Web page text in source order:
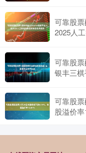
可靠股
2025人
可靠股
银丰三
可靠股
股溢价